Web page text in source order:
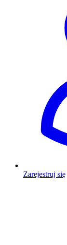
Zarejestruj się